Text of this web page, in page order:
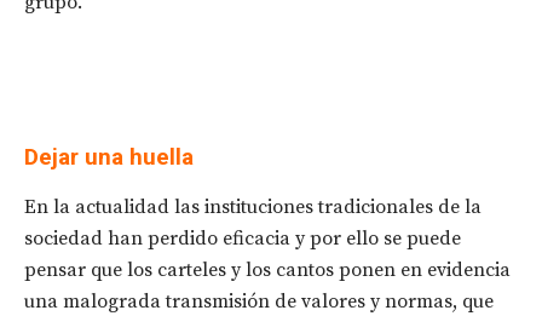
Dejar una huella
En la actualidad las instituciones tradicionales de la
sociedad han perdido eficacia y por ello se puede
pensar que los carteles y los cantos ponen en evidencia
una malograda transmisión de valores y normas, que